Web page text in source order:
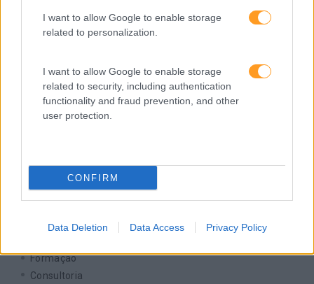
I want to allow Google to enable storage
related to personalization.
I want to allow Google to enable storage
related to security, including authentication
functionality and fraud prevention, and other
user protection.
CONFIRM
Data Deletion Data Access Privacy Policy
SKOLAE Formação
Somos a filial portuguesa do grupo SKOLAE Formation,
empresa europeia multiespecializada no desenvolvimento
de competências e soluções de aprendizagem. Estamos
em Portugal desde 1998.
Ver todas as formações
Soluções
Formação
Consultoria